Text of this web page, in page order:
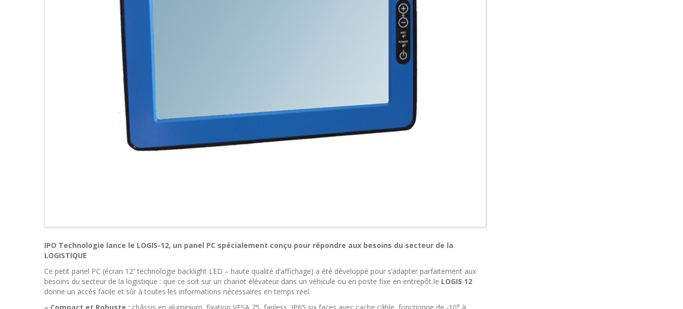
IPO Technologie lance le LOGIS-12, un panel PC spécialement conçu pour répondre aux besoins du secteur de la
LOGISTIQUE
Ce petit panel PC (écran 12’’ technologie backlight LED – haute qualité d’affichage) a été développé pour s’adapter parfaitement aux
besoins du secteur de la logistique : que ce soit sur un chariot élévateur dans un véhicule ou en poste fixe en entrepôt le LOGIS 12
donne un accès facile et sûr à toutes les informations nécessaires en temps réel.